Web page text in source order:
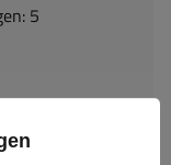
5
anzeigen